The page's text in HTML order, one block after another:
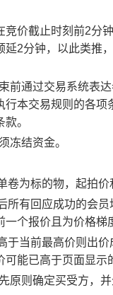
价截止时刻前2分
2分钟，以此类推
前通过交易系统表
本交易规则的各
。
冻结资金。
卷为标的物，起拍
所有回应成功的会
个报价且为价格
于当前最高价则出
能已高于页面显示
原则确定买受方，